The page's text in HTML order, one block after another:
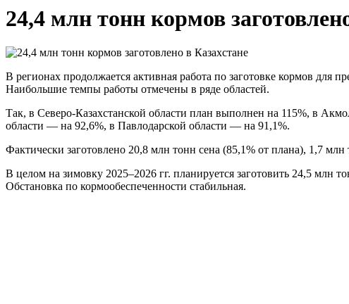
24,4 млн тонн кормов
В регионах продолжается активная работа по заготовке кормов для
Наибольшие темпы работы отмечены в ряде областей.
Так, в Северо-Казахстанской области план выполнен на 115%, в
области — на 92,6%, в Павлодарской области — на 91,1%.
Фактически заготовлено 20,8 млн тонн сена (85,1% от плана), 1,7
В целом на зимовку 2025–2026 гг. планируется заготовить 24,5
Обстановка по кормообеспеченности стабильная.